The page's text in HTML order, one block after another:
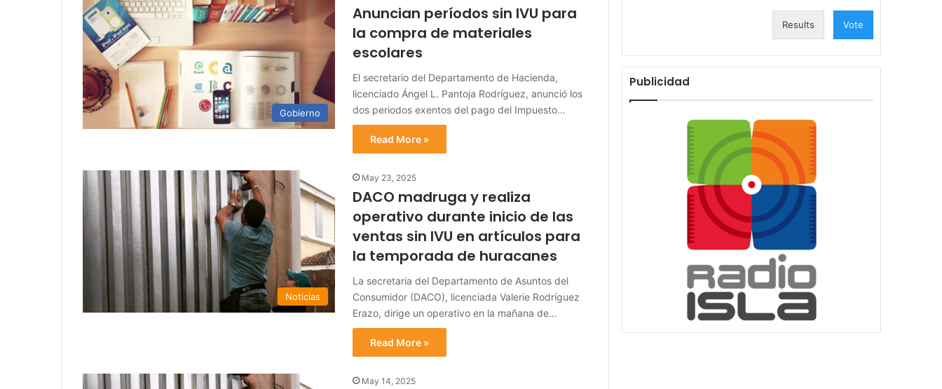
Gobierno
Anuncian períodos sin IVU para
la compra de materiales
escolares
El secretario del Departamento de Hacienda,
licenciado Ángel L. Pantoja Rodríguez, anunció los
dos periodos exentos del pago del Impuesto…
Read More »
Noticias
May 23, 2025
DACO madruga y realiza
operativo durante inicio de las
ventas sin IVU en artículos para
la temporada de huracanes
La secretaria del Departamento de Asuntos del
Consumidor (DACO), licenciada Valerie Rodríguez
Erazo, dirige un operativo en la mañana de…
Read More »
May 14, 2025
Results Vote
Publicidad